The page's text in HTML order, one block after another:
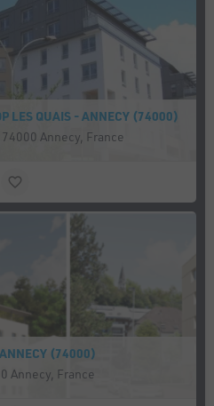
LES QUAIS - ANNECY (74000)
Annecy, France
(74000)
Annecy, France